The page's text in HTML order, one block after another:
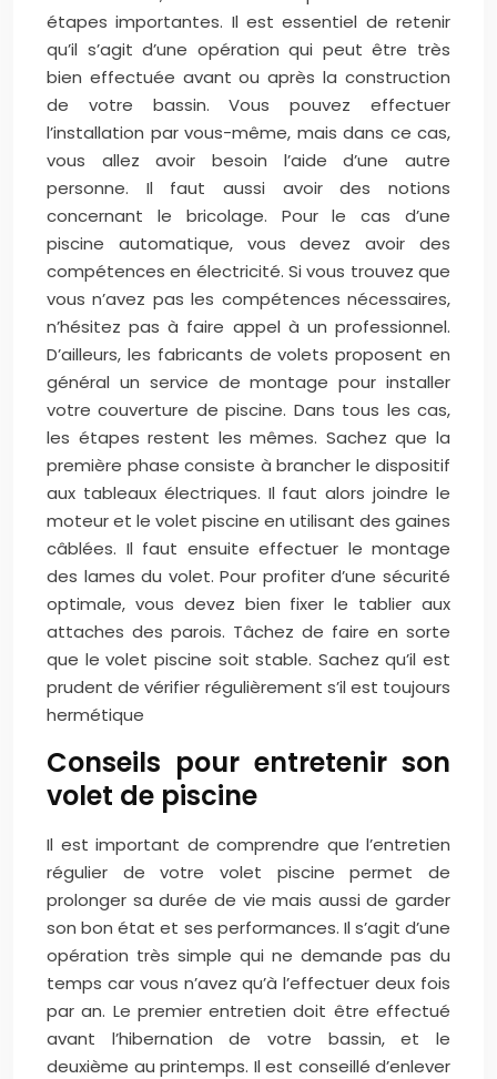
étapes importantes. Il est essentiel de retenir
qu’il s’agit d’une opération qui peut être très
bien effectuée avant ou après la construction
de votre bassin. Vous pouvez effectuer
l’installation par vous-même, mais dans ce cas,
vous allez avoir besoin l’aide d’une autre
personne. Il faut aussi avoir des notions
concernant le bricolage. Pour le cas d’une
piscine automatique, vous devez avoir des
compétences en électricité. Si vous trouvez que
vous n’avez pas les compétences nécessaires,
n’hésitez pas à faire appel à un professionnel.
D’ailleurs, les fabricants de volets proposent en
général un service de montage pour installer
votre couverture de piscine. Dans tous les cas,
les étapes restent les mêmes. Sachez que la
première phase consiste à brancher le dispositif
aux tableaux électriques. Il faut alors joindre le
moteur et le volet piscine en utilisant des gaines
câblées. Il faut ensuite effectuer le montage
des lames du volet. Pour profiter d’une sécurité
optimale, vous devez bien fixer le tablier aux
attaches des parois. Tâchez de faire en sorte
que le volet piscine soit stable. Sachez qu’il est
prudent de vérifier régulièrement s’il est toujours
hermétique
Conseils pour entretenir son
volet de piscine
Il est important de comprendre que l’entretien
régulier de votre volet piscine permet de
prolonger sa durée de vie mais aussi de garder
son bon état et ses performances. Il s’agit d’une
opération très simple qui ne demande pas du
temps car vous n’avez qu’à l’effectuer deux fois
par an. Le premier entretien doit être effectué
avant l’hibernation de votre bassin, et le
deuxième au printemps. Il est conseillé d’enlever